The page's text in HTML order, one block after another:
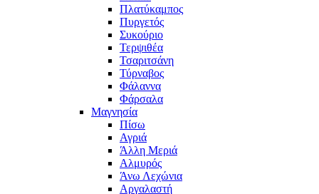
Πλατύκαμπος
Πυργετός
Συκούριο
Τερψιθέα
Τσαριτσάνη
Τύρναβος
Φάλαννα
Φάρσαλα
Μαγνησία
Πίσω
Αγριά
Άλλη Μεριά
Αλμυρός
Άνω Λεχώνια
Αργαλαστή